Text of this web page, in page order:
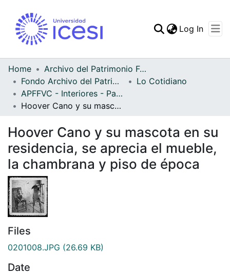
Statistics
Log In
Home
Archivo del Patrimonio Fotográfico y Fílmico del Valle del Cauca
Fondo Archivo del Patrimonio Fotográfico y Fílmico del Valle del Cauca
Lo Cotidiano
APFFVC - Interiores - Patrimonial
Hoover Cano y su mascota en su residencia, se aprecia el mueble, la chambrana y piso de época
Hoover Cano y su mascota en su
residencia, se aprecia el mueble,
la chambrana y piso de época
Files
0201008.JPG (26.69 KB)
Date